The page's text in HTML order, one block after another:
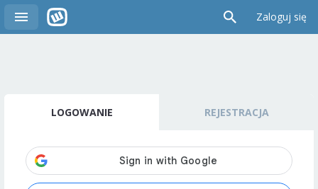
Zaloguj się
LOGOWANIE REJESTRACJA